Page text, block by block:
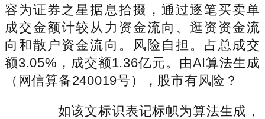
容为证券之星据息拾掇，通过逐笔买卖单
成交金额计较从力资金流向、逛资资金流
向和散户资金流向。风险自担。占总成交
额3.05%，成交额1.36亿元。由AI算法生成
（网信算备240019号），股市有风险？
如该文标识表记标帜为算法生成，